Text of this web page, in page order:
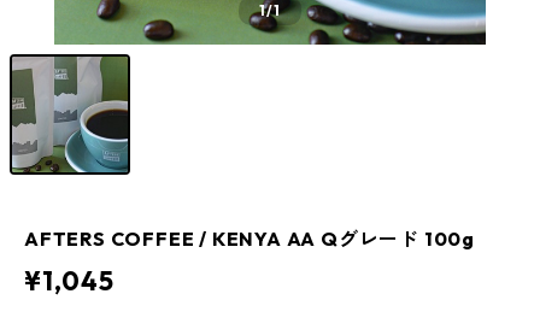
1/1
AFTERS COFFEE / KENYA AA Qグレード 100g
¥1,045